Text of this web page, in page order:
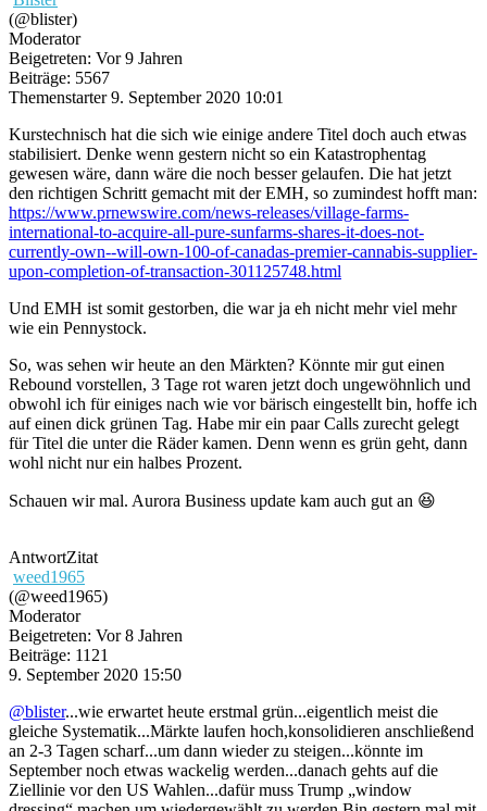
(@blister)
Moderator
Beigetreten: Vor 9 Jahren
Beiträge: 5567
Themenstarter 9. September 2020 10:01
Kurstechnisch hat die sich wie einige andere Titel doch auch etwas
stabilisiert. Denke wenn gestern nicht so ein Katastrophentag
gewesen wäre, dann wäre die noch besser gelaufen. Die hat jetzt
den richtigen Schritt gemacht mit der EMH, so zumindest hofft man:
https://www.prnewswire.com/news-releases/village-farms-
international-to-acquire-all-pure-sunfarms-shares-it-does-not-
currently-own--will-own-100-of-canadas-premier-cannabis-supplier-
upon-completion-of-transaction-301125748.html
Und EMH ist somit gestorben, die war ja eh nicht mehr viel mehr
wie ein Pennystock.
So, was sehen wir heute an den Märkten? Könnte mir gut einen
Rebound vorstellen, 3 Tage rot waren jetzt doch ungewöhnlich und
obwohl ich für einiges nach wie vor bärisch eingestellt bin, hoffe ich
auf einen dick grünen Tag. Habe mir ein paar Calls zurecht gelegt
für Titel die unter die Räder kamen. Denn wenn es grün geht, dann
wohl nicht nur ein halbes Prozent.
Schauen wir mal. Aurora Business update kam auch gut an 😆
AntwortZitat
weed1965
(@weed1965)
Moderator
Beigetreten: Vor 8 Jahren
Beiträge: 1121
9. September 2020 15:50
@blister...wie erwartet heute erstmal grün...eigentlich meist die
gleiche Systematik...Märkte laufen hoch,konsolidieren anschließend
an 2-3 Tagen scharf...um dann wieder zu steigen...könnte im
September noch etwas wackelig werden...danach gehts auf die
Ziellinie vor den US Wahlen...dafür muss Trump „window